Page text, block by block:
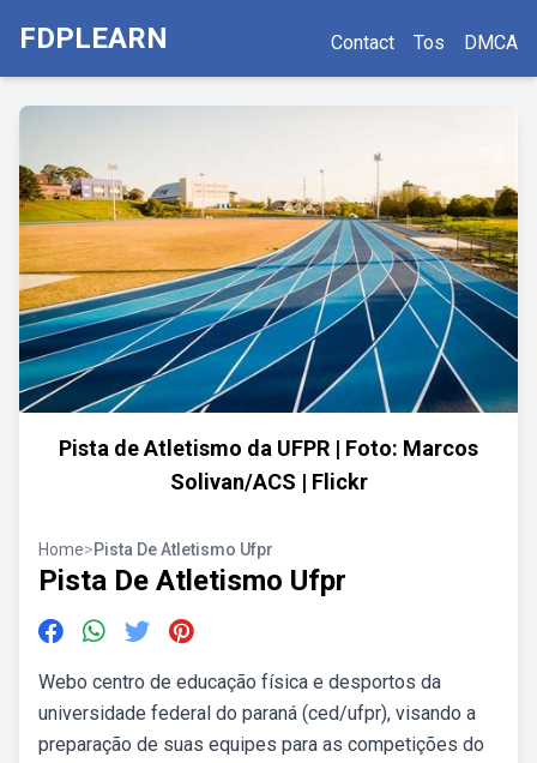
FDPLEARN Contact Tos DMCA
Pista de Atletismo da UFPR | Foto: Marcos
Solivan/ACS | Flickr
Home>Pista De Atletismo Ufpr
Pista De Atletismo Ufpr
Webo centro de educação física e desportos da
universidade federal do paraná (ced/ufpr), visando a
preparação de suas equipes para as competições do